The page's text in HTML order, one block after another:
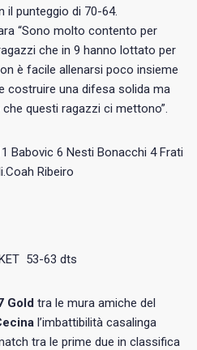
il punteggio di 70-64.
“Sono molto contento per
che in 9 hanno lottato per
è facile allenarsi poco insieme
costruire una difesa solida ma
questi ragazzi ci mettono”.
Babovic 6 Nesti Bonacchi 4 Frati
Ribeiro
53-63 dts
Gold tra le mura amiche del
l’imbattibilità casalinga
tra le prime due in classifica